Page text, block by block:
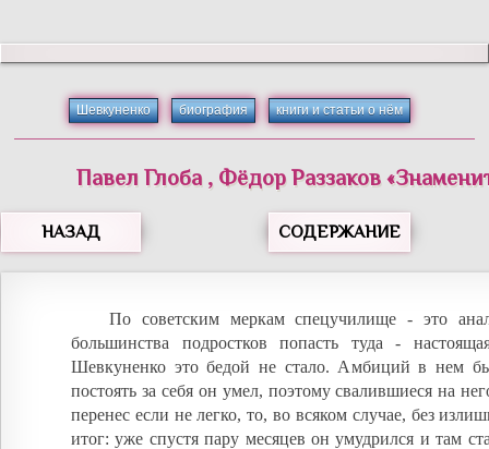
Шевкуненко биография книги и статьи о нём
Павел Глоба , Фёдор Раззаков«
НАЗАД СОДЕРЖАНИЕ
По советским меркам спецучилище - это
большинства подростков попасть туда -
Шевкуненко это бедой не стало. Амбиций в нем
постоять за себя он умел, поэтому свалившиеся на
перенес если не легко, то, во всяком случае, без
итог: уже спустя пару месяцев он умудрился и там